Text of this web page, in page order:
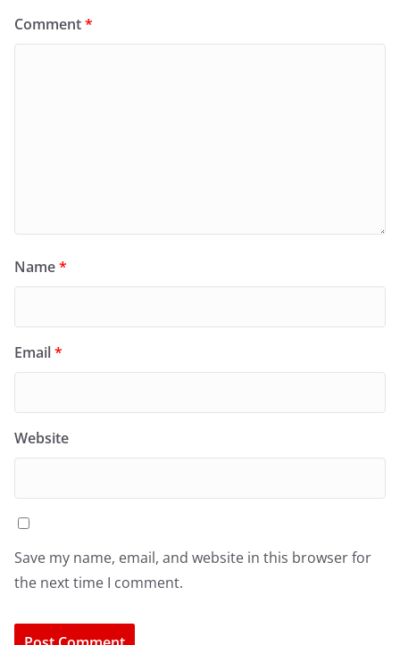
Comment*
Name*
Email*
Website
Save my name, email, and website in this browser for
the next time I comment.